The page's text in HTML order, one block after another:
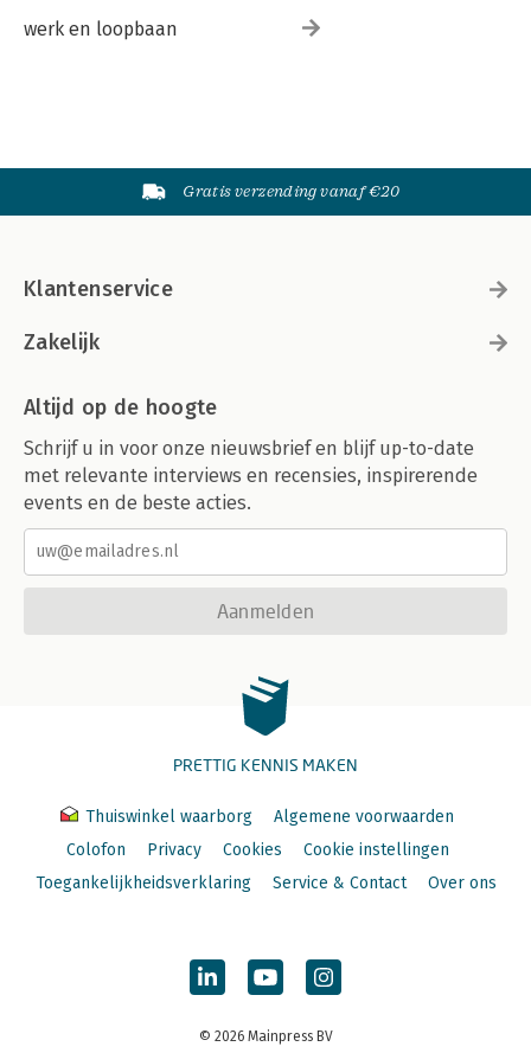
werk en loopbaan
Gratis verzending vanaf €20
Klantenservice
Zakelijk
Altijd op de hoogte
Schrijf u in voor onze nieuwsbrief en blijf up-to-date
met relevante interviews en recensies, inspirerende
events en de beste acties.
Aanmelden
PRETTIG KENNIS MAKEN
Thuiswinkel waarborg
Algemene voorwaarden
Colofon
Privacy Cookies
Cookie instellingen
Toegankelijkheidsverklaring
Service & Contact Over ons
© 2026 Mainpress BV